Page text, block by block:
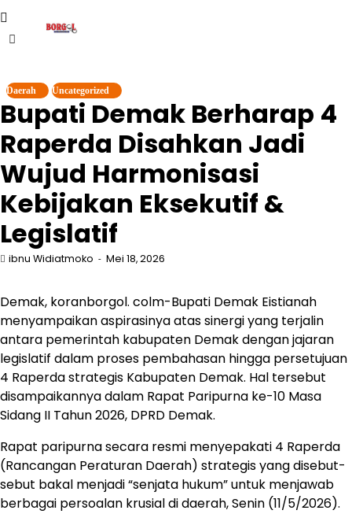
Skip
to
content
Daerah Uncategorized
Bupati Demak Berharap 4
Raperda Disahkan Jadi
Wujud Harmonisasi
Kebijakan Eksekutif &
Legislatif
ibnu Widiatmoko Mei 18, 2026
Demak, koranborgol. colm-Bupati Demak Eistianah
menyampaikan aspirasinya atas sinergi yang terjalin
antara pemerintah kabupaten Demak dengan jajaran
legislatif dalam proses pembahasan hingga persetujuan
4 Raperda strategis Kabupaten Demak. Hal tersebut
disampaikannya dalam Rapat Paripurna ke-10 Masa
Sidang II Tahun 2026, DPRD Demak.
Rapat paripurna secara resmi menyepakati 4 Raperda
(Rancangan Peraturan Daerah) strategis yang disebut-
sebut bakal menjadi “senjata hukum” untuk menjawab
berbagai persoalan krusial di daerah, Senin (11/5/2026).